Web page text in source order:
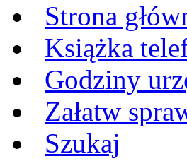
Strona
Książka
Godziny
Załatw
Szukaj